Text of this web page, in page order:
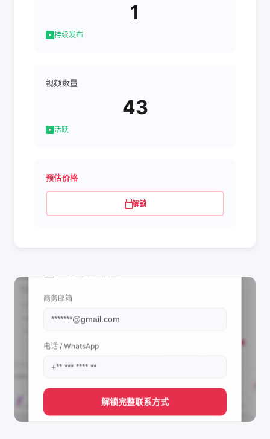
1
持续发布
视频数量
43
活跃
预估价格
解锁
商务邮箱
电话 / WhatsApp
解锁完整联系方式